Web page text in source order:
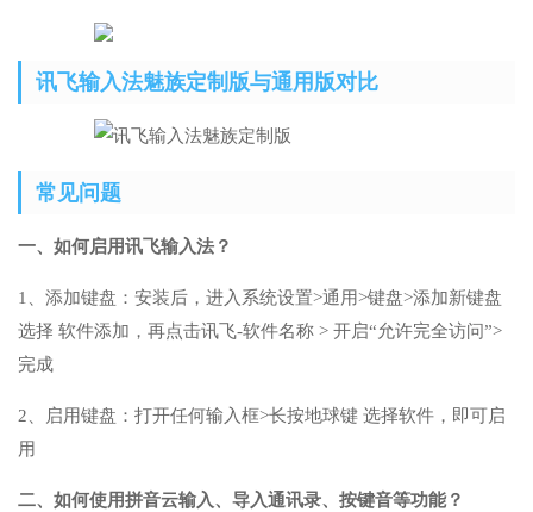
讯飞输入法魅族定制版与通用版对比
常见问题
一、如何启用讯飞输入法？
1、添加键盘：安装后，进入系统设置>通用>键盘>添加新键盘
选择 软件添加，再点击讯飞-软件名称 > 开启“允许完全访问”>
完成
2、启用键盘：打开任何输入框>长按地球键 选择软件，即可启
用
二、如何使用拼音云输入、导入通讯录、按键音等功能？